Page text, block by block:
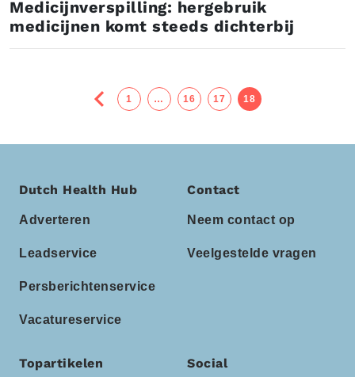
Medicijnverspilling: hergebruik
medicijnen komt steeds dichterbij
1 … 16 17 18
Dutch Health Hub
Adverteren
Leadservice
Persberichtenservice
Vacatureservice
Contact
Neem contact op
Veelgestelde vragen
Topartikelen Social